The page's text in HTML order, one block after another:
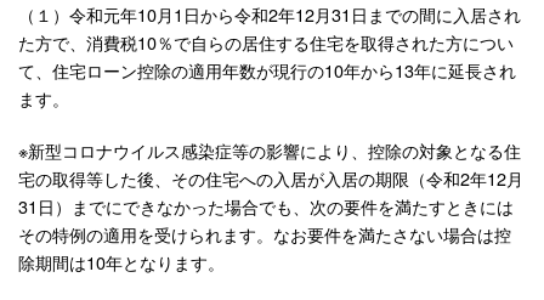
（１）令和元年10月1日から令和2年12月31日までの間に入居され
た方で、消費税10％で自らの居住する住宅を取得された方につい
て、住宅ローン控除の適用年数が現行の10年から13年に延長され
ます。
※新型コロナウイルス感染症等の影響により、控除の対象となる住
宅の取得等した後、その住宅への入居が入居の期限（令和2年12月
31日）までにできなかった場合でも、次の要件を満たすときには
その特例の適用を受けられます。なお要件を満たさない場合は控
除期間は10年となります。